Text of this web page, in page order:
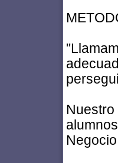
Negocio